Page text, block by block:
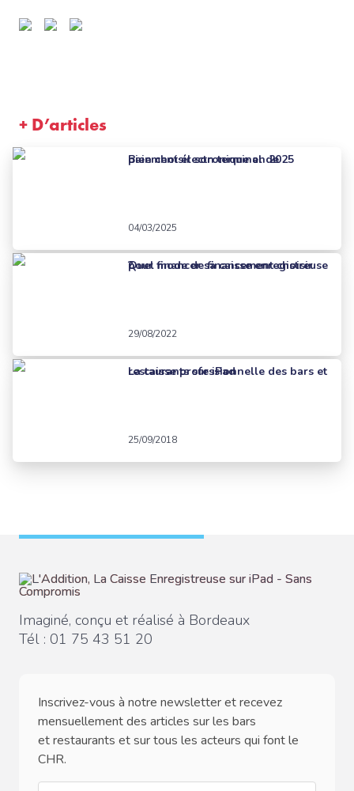
+ D’articles
Bien choisir son terminal de paiement électronique en 2025
04/03/2025
Quel mode de financement choisir pour financer sa caisse enregistreuse ?
29/08/2022
La caisse professionnelle des bars et restaurants sur iPad
25/09/2018
Imaginé, conçu et réalisé à Bordeaux
Tél : 01 75 43 51 20
Inscrivez-vous à notre newsletter et recevez
mensuellement des articles sur les bars
et restaurants et sur tous les acteurs qui font le
CHR.